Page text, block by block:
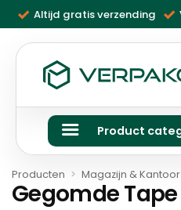
naar
inhoud
Altijd gratis verzending
Product
Producten > Magazijn & Kantoor
Gegomde